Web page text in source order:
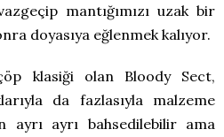
mantığımızı uzak bir
doyasıya eğlenmek kalıyor.
klasiği olan Bloody Sect,
da fazlasıyla malzeme
ayrı ayrı bahsedilebilir ama